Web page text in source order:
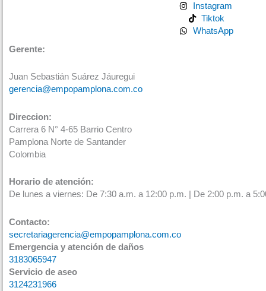
Instagram
Tiktok
WhatsApp
Gerente:
Juan Sebastián Suárez Jáuregui
gerencia@empopamplona.com.co
Direccion:
Carrera 6 N° 4-65 Barrio Centro
Pamplona Norte de Santander
Colombia
Horario de atención:
De lunes a viernes: De 7:30 a.m. a 12:00 p.m. | De 2:00 p.m. a
Contacto:
secretariagerencia@empopamplona.com.co
Emergencia y atención de daños
3183065947
Servicio de aseo
3124231966